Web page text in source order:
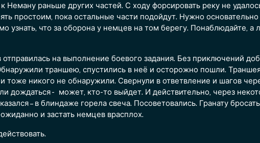
раньше других частей. С ходу форсировать реку не
простоим, пока остальные части подойдут. Нужно основательно
узнать, что за оборона у немцев на том берегу. Понаблюдайте, а
на выполнение боевого задания. Без приключений
траншею, спустились в неё и осторожно пошли.
тоже никого не обнаружили. Свернули в ответвление и шагов
дождаться - может, кто-то выйдет. И действительно, через
– в блиндаже горела свеча. Посоветовались. Гранату
и застать немцев врасплох.